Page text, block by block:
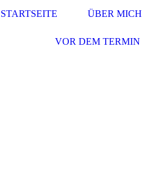
STARTSEITE ÜBER MICH
VOR DEM TERMIN